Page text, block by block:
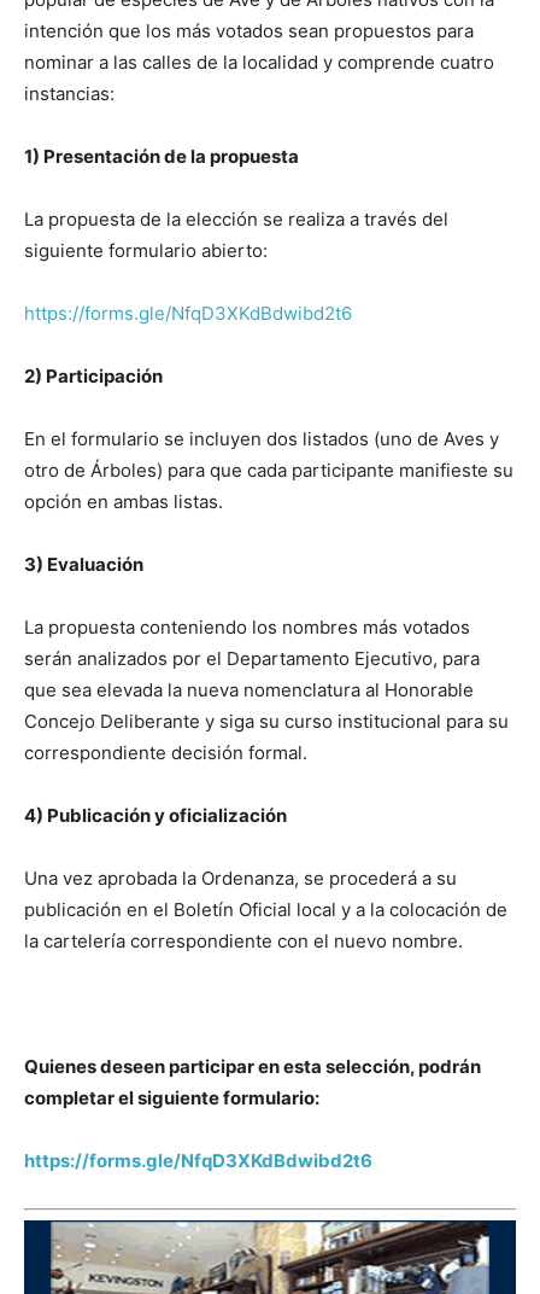
intención que los más votados sean propuestos para
nominar a las calles de la localidad y comprende cuatro
instancias:
1) Presentación de la propuesta
La propuesta de la elección se realiza a través del
siguiente formulario abierto:
https://forms.gle/NfqD3XKdBdwibd2t6
2) Participación
En el formulario se incluyen dos listados (uno de Aves y
otro de Árboles) para que cada participante manifieste su
opción en ambas listas.
3) Evaluación
La propuesta conteniendo los nombres más votados
serán analizados por el Departamento Ejecutivo, para
que sea elevada la nueva nomenclatura al Honorable
Concejo Deliberante y siga su curso institucional para su
correspondiente decisión formal.
4) Publicación y oficialización
Una vez aprobada la Ordenanza, se procederá a su
publicación en el Boletín Oficial local y a la colocación de
la cartelería correspondiente con el nuevo nombre.
Quienes deseen participar en esta selección, podrán
completar el siguiente formulario:
https://forms.gle/NfqD3XKdBdwibd2t6